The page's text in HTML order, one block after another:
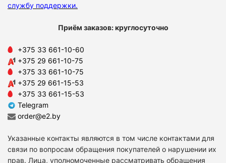
службу поддержки.
Приём заказов: круглосуточно
+375 33 661-10-60
+375 29 661-10-75
+375 33 661-10-75
+375 29 661-15-53
+375 33 661-15-53
Telegram
order@e2.by
Указанные контакты являются в том числе контактами для
связи по вопросам обращения покупателей о нарушении их
прав. Лица, уполномоченные рассматривать обращения